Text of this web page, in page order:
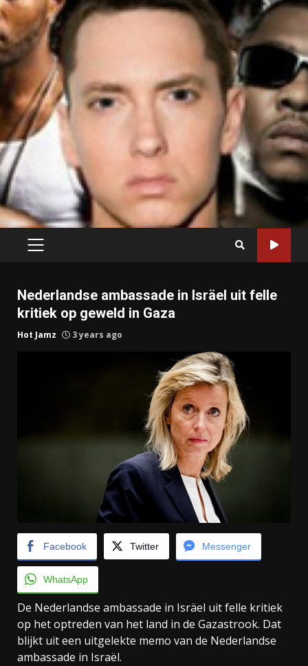
PRIMARY
Nederlandse ambassade in Isräel uit felle
kritiek op geweld in Gaza
Hot Jamz 3 years ago
Facebook Twitter Messenger
WhatsApp
De Nederlandse ambassade in Isräel uit felle kritiek
op het optreden van het land in de Gazastrook. Dat
blijkt uit een uitgelekte memo van de Nederlandse
ambassade in Israël.